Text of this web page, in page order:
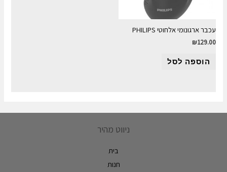
עכבר ארגונומי אלחוטי PHILIPS
₪129.00
הוספה לסל
ניווט מהיר
בית
חנות